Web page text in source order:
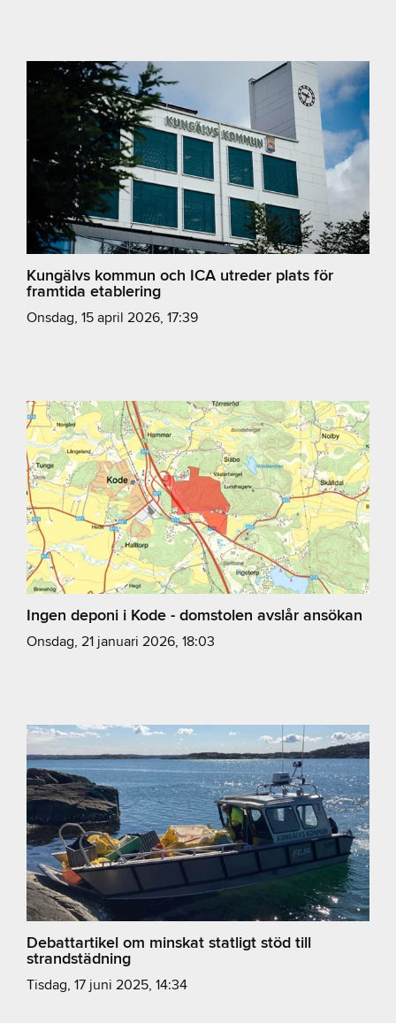
Kungälvs kommun och ICA utreder plats för
framtida etablering
onsdag, 15 april 2026, 17:39
Ingen deponi i Kode - domstolen avslår ansökan
onsdag, 21 januari 2026, 18:03
Debattartikel om minskat statligt stöd till
strandstädning
tisdag, 17 juni 2025, 14:34